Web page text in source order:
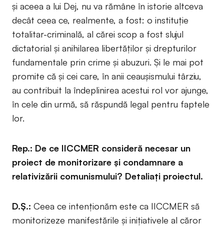
și aceea a lui Dej, nu va rămâne în istorie altceva
decât ceea ce, realmente, a fost: o instituție
totalitar-criminală, al cărei scop a fost slujul
dictatorial și anihilarea libertăților și drepturilor
fundamentale prin crime și abuzuri. Și le mai pot
promite că și cei care, în anii ceaușismului târziu,
au contribuit la îndeplinirea acestui rol vor ajunge,
în cele din urmă, să răspundă legal pentru faptele
lor.
Rep.: De ce IICCMER consideră necesar un
proiect de monitorizare și condamnare a
relativizării comunismului? Detaliați proiectul.
D.Ș.: Ceea ce intenționăm este ca IICCMER să
monitorizeze manifestările și inițiativele al căror